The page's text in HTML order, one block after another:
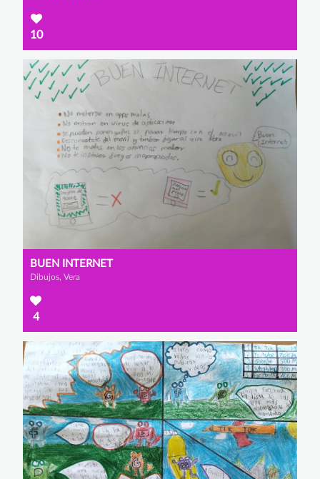
10
BUEN INTERNET
Dibujos, Vera
4